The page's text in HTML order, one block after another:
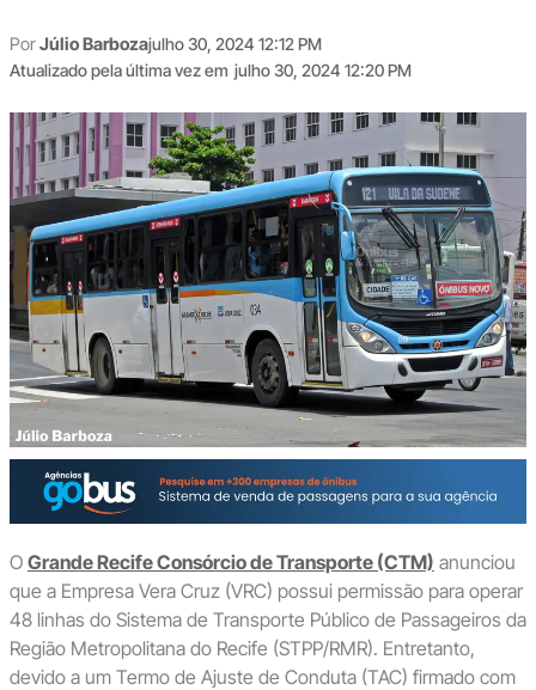
PorJúlio Barbozajulho 30, 2024 12:12 PM
Atualizado pela última vez em julho 30, 2024 12:20 PM
O Grande Recife Consórcio de Transporte (CTM) anunciou
que a Empresa Vera Cruz (VRC) possui permissão para operar
48 linhas do Sistema de Transporte Público de Passageiros da
Região Metropolitana do Recife (STPP/RMR). Entretanto,
devido a um Termo de Ajuste de Conduta (TAC) firmado com